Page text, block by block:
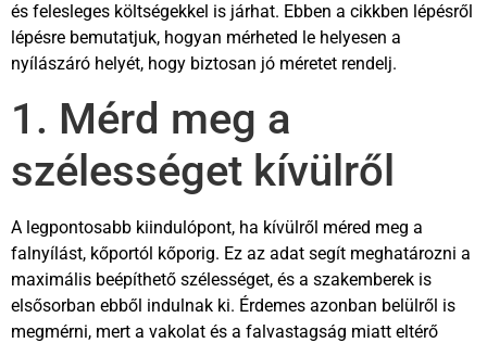
és felesleges költségekkel is járhat. Ebben a cikkben lépésről
lépésre bemutatjuk, hogyan mérheted le helyesen a
nyílászáró helyét, hogy biztosan jó méretet rendelj.
1. Mérd meg a
szélességet kívülről
A legpontosabb kiindulópont, ha kívülről méred meg a
falnyílást, kőportól kőporig. Ez az adat segít meghatározni a
maximális beépíthető szélességet, és a szakemberek is
elsősorban ebből indulnak ki. Érdemes azonban belülről is
megmérni, mert a vakolat és a falvastagság miatt eltérő